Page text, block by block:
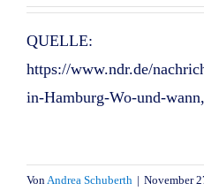
QUELLE:
https://www.ndr.de/
in-Hamburg-Wo-und-
Von Andrea Schuberth | November